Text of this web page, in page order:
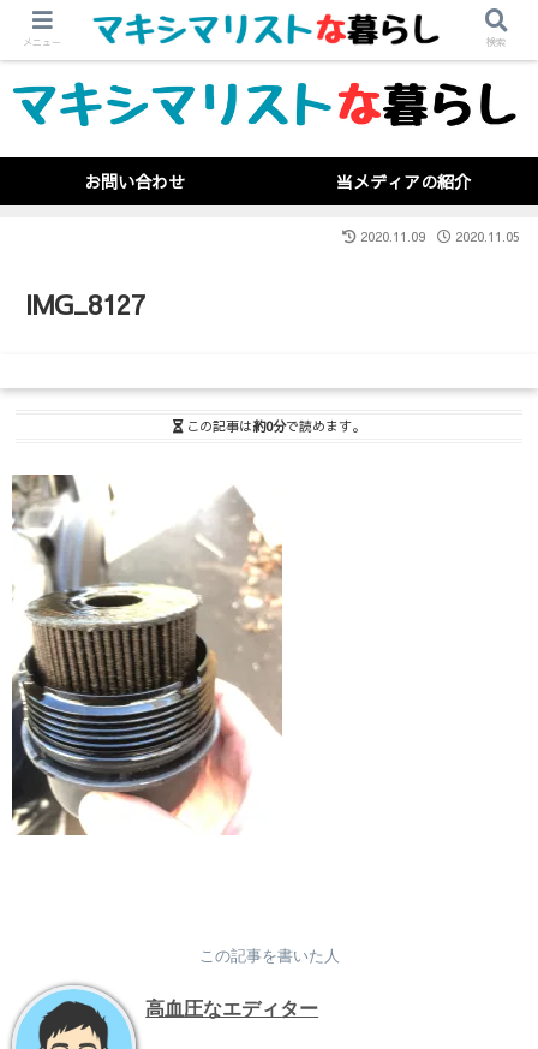
お問い合わせ 当メディアの紹介
IMG_8127
2020.11.09 2020.11.05
この記事は約0分で読めます。
この記事を書いた人
高血圧なエディター
メニュー 検索